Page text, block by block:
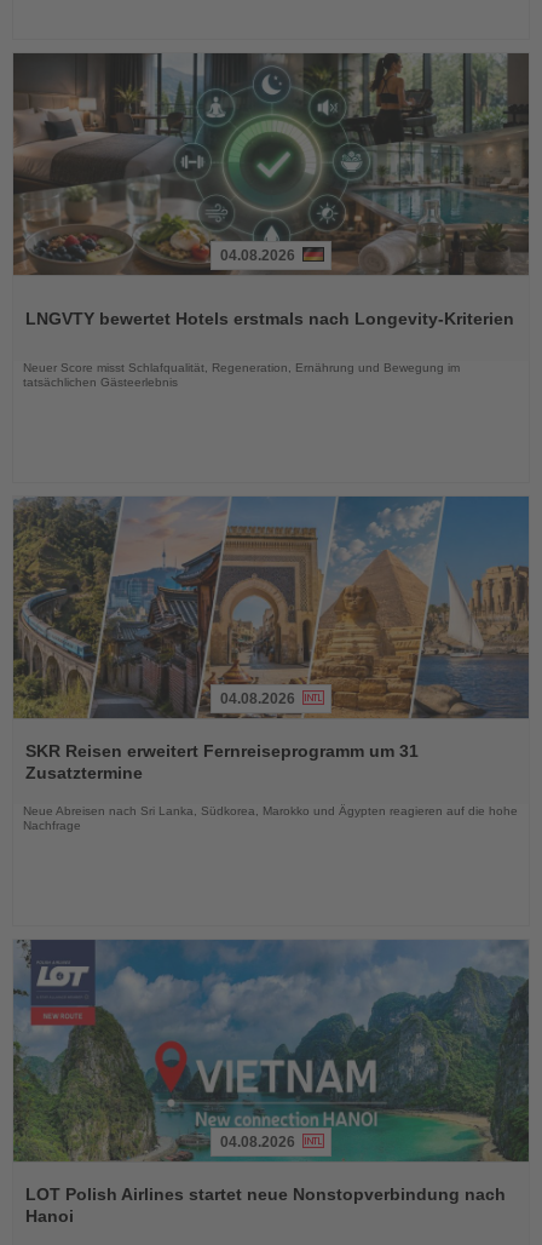
die
04.08.2026
LNGVTY bewertet Hotels erstmals nach Longevity-Kriterien
Neuer Score misst Schlafqualität, Regeneration, Ernährung und Bewegung im
tatsächlichen Gästeerlebnis
Sie
die
04.08.2026
SKR Reisen erweitert Fernreiseprogramm um 31
Zusatztermine
Neue Abreisen nach Sri Lanka, Südkorea, Marokko und Ägypten reagieren auf die hohe
Nachfrage
Sie
die
04.08.2026
LOT Polish Airlines startet neue Nonstopverbindung nach
Hanoi